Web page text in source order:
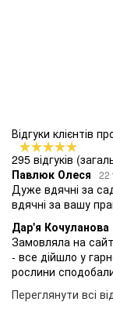
Відгуки клієнтів
295 відгуків
Павлюк Олеся
22
Дуже вдячні за
вдячні за вашу
Дар'я Кочуланова
Замовляла на
- все дійшло у
рослини
Переглянути всі